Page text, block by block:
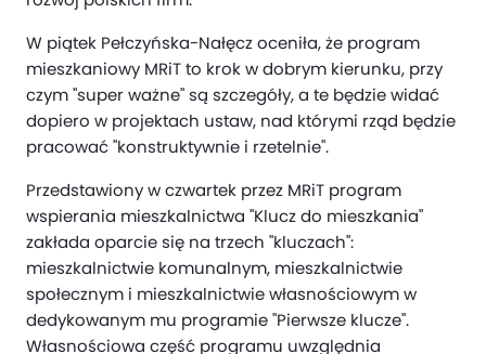
W piątek Pełczyńska-Nałęcz oceniła, że program
mieszkaniowy MRiT to krok w dobrym kierunku, przy
czym "super ważne" są szczegóły, a te będzie widać
dopiero w projektach ustaw, nad którymi rząd będzie
pracować "konstruktywnie i rzetelnie".
Przedstawiony w czwartek przez MRiT program
wspierania mieszkalnictwa "Klucz do mieszkania"
zakłada oparcie się na trzech "kluczach":
mieszkalnictwie komunalnym, mieszkalnictwie
społecznym i mieszkalnictwie własnościowym w
dedykowanym mu programie "Pierwsze klucze".
Własnościowa część programu uwzględnia